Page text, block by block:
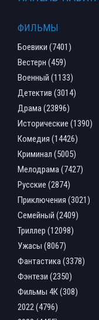
ФИЛЬМЫ
Боевики (7401)
Вестерн (459)
Военный (1133)
Детектив (3014)
Драма (23896)
Исторические (1390)
Комедия (14426)
Криминал (5005)
Мелодрама (7427)
Русские (2874)
Приключения (3021)
Семейный (2409)
Триллер (12098)
Ужасы (8067)
Фантастика (3378)
Фэнтези (2350)
Фильмы 4К (308)
2022 (4796)